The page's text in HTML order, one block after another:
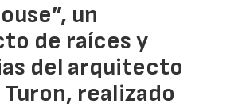
un
de raíces y
del arquitecto
realizado